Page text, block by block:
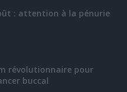
: attention à la pénurie
révolutionnaire pour
buccal